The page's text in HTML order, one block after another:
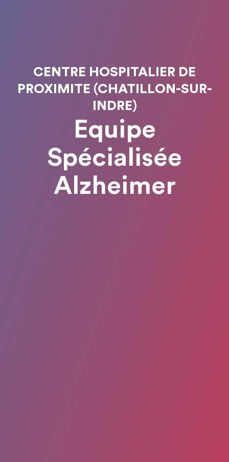
CENTRE HOSPITALIER DE
PROXIMITE (CHATILLON-SUR-
INDRE)
Equipe
Spécialisée
Alzheimer